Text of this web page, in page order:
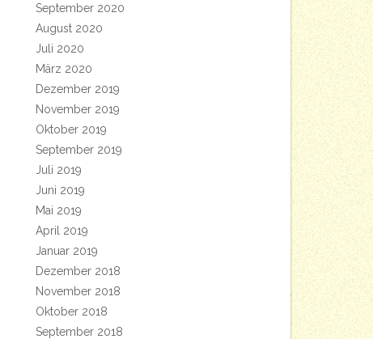
September 2020
August 2020
Juli 2020
März 2020
Dezember 2019
November 2019
Oktober 2019
September 2019
Juli 2019
Juni 2019
Mai 2019
April 2019
Januar 2019
Dezember 2018
November 2018
Oktober 2018
September 2018